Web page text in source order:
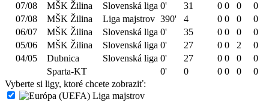
07/08
MŠK Žilina Slovenská liga 0' 31 0 0 0
0
07/08
MŠK Žilina Liga majstrov 390' 4 0 0 0
0
06/07
MŠK Žilina Slovenská liga 0' 35 0 0 0
0
05/06
MŠK Žilina Slovenská liga 0' 27 0 0 2
0
04/05
Dubnica Slovenská liga 0' 27 0 0 0
0
Sparta-KT
0' 0 0 0 0
0
Vyberte si ligy, ktoré chcete zobraziť:
Liga majstrov